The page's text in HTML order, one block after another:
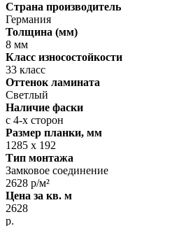
Страна производитель
Германия
Толщина (мм)
8 мм
Класс износостойкости
33 класс
Оттенок ламината
Светлый
Наличие фаски
с 4-х сторон
Размер планки, мм
1285 х 192
Тип монтажа
Замковое соединение
2628 р/м²
Цена за кв. м
2628
р.